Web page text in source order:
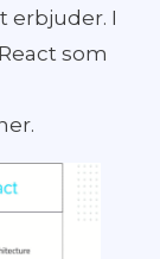
erbjuder. I
som